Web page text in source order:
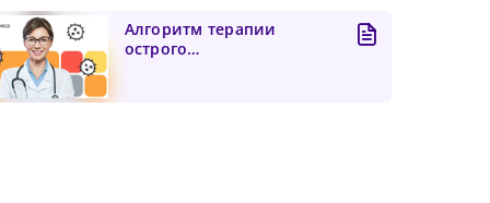
Алгоритм терапии
острого